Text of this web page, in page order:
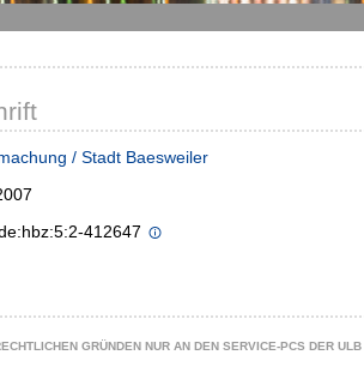
/ Stadt Baesweiler
412647
GRÜNDEN NUR AN DEN SERVICE-PCS DER ULB